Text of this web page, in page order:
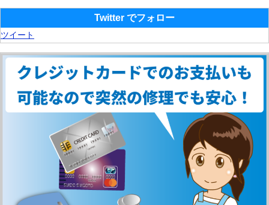
Twitter でフォロー
ツイート